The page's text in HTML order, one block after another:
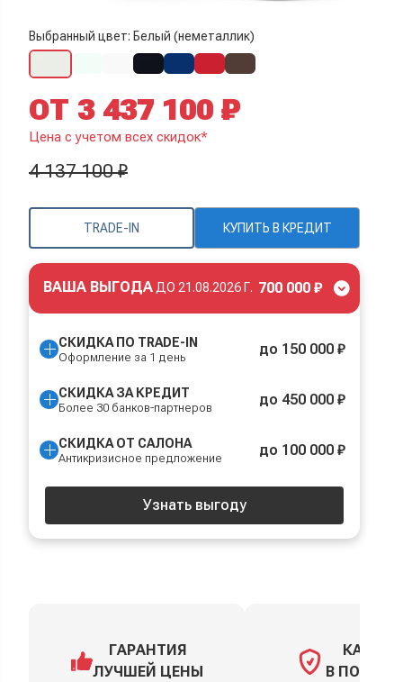
Выбранный цвет: Белый (неметаллик)
TRADE-IN КУПИТЬ В КРЕДИТ
ОТ 3 437 100 ₽
Цена с учетом всех скидок*
4 137 100 ₽
ВАША ВЫГОДАДО 21.08.2026 Г. 700 000 ₽
СКИДКА ПО TRADE-IN
Оформление за 1 день до 150 000 ₽
СКИДКА ЗА КРЕДИТ
Более 30 банков-партнеров до 450 000 ₽
СКИДКА ОТ САЛОНА
Антикризисное предложение до 100 000 ₽
Узнать выгоду
ГАРАНТИЯ
ЛУЧШЕЙ ЦЕНЫ
КАСКО
В